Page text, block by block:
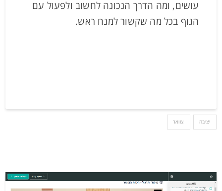
עושים, ומה הדרך הנכונה לחשוב ולפעול עם
הגוף בכל מה שקשור למנח ראש.
יציבה צוואר